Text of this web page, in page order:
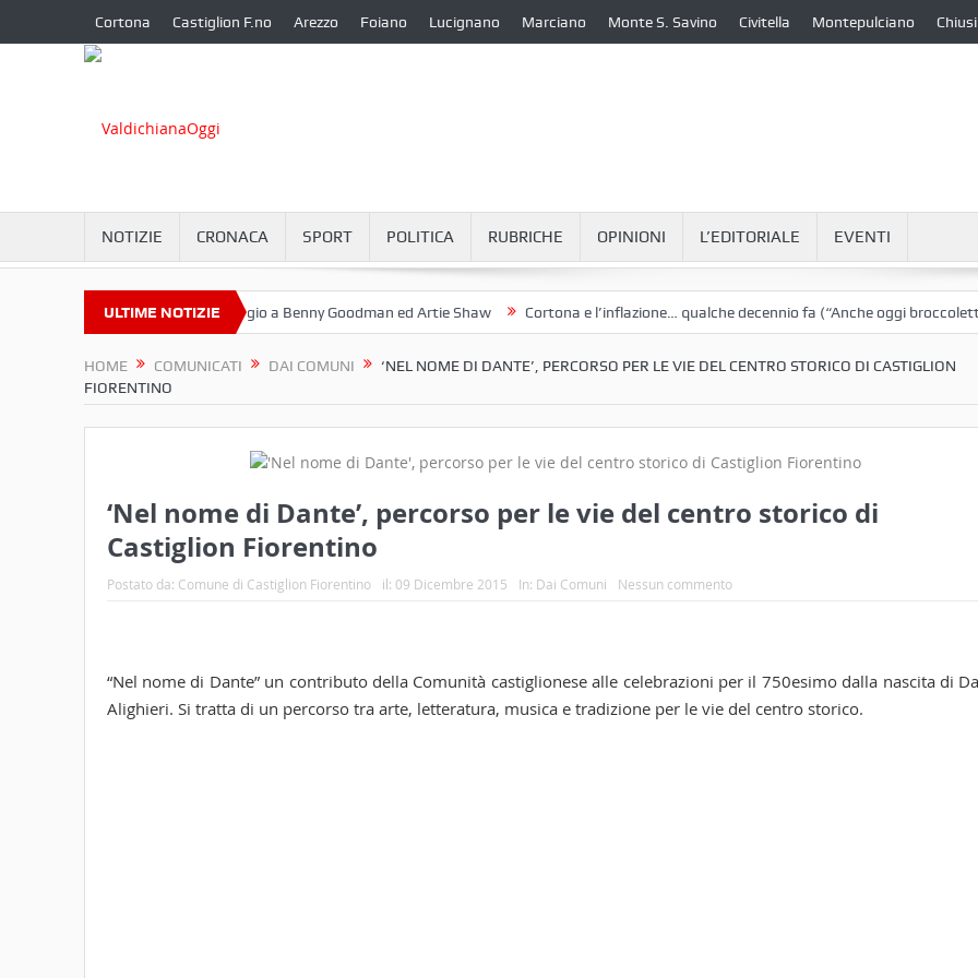
Cortona Castiglion F.no Arezzo Foiano Lucignano Marciano Monte S. Savino Civitella Montepulciano Chiusi
NOTIZIE CRONACA SPORT POLITICA RUBRICHE OPINIONI L’EDITORIALE EVENTI
ULTIME NOTIZIE
a Camucia? Omaggio a Benny Goodman ed Artie Shaw Cortona e l’inflazione… qualche decennio fa (“Anche oggi broccoletti e
HOME COMUNICATI DAI COMUNI
‘NEL NOME DI DANTE’, PERCORSO PER LE VIE DEL CENTRO STORICO DI CASTIGLION
FIORENTINO
‘Nel nome di Dante’, percorso per le vie del centro storico di
Castiglion Fiorentino
Postato da: Comune di Castiglion Fiorentino il: 09 Dicembre 2015 In: Dai Comuni Nessun commento
“Nel nome di Dante” un contributo della Comunità castiglionese alle celebrazioni per il 750esimo dalla nascita di
Alighieri. Si tratta di un percorso tra arte, letteratura, musica e tradizione per le vie del centro storico.